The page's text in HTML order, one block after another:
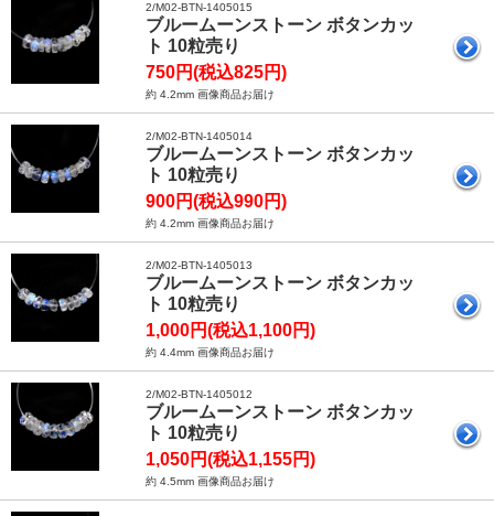
2/M02-BTN-1405015
ブルームーンストーン ボタンカッ
ト 10粒売り
750円(税込825円)
約 4.2mm 画像商品お届け
2/M02-BTN-1405014
ブルームーンストーン ボタンカッ
ト 10粒売り
900円(税込990円)
約 4.2mm 画像商品お届け
2/M02-BTN-1405013
ブルームーンストーン ボタンカッ
ト 10粒売り
1,000円(税込1,100円)
約 4.4mm 画像商品お届け
2/M02-BTN-1405012
ブルームーンストーン ボタンカッ
ト 10粒売り
1,050円(税込1,155円)
約 4.5mm 画像商品お届け